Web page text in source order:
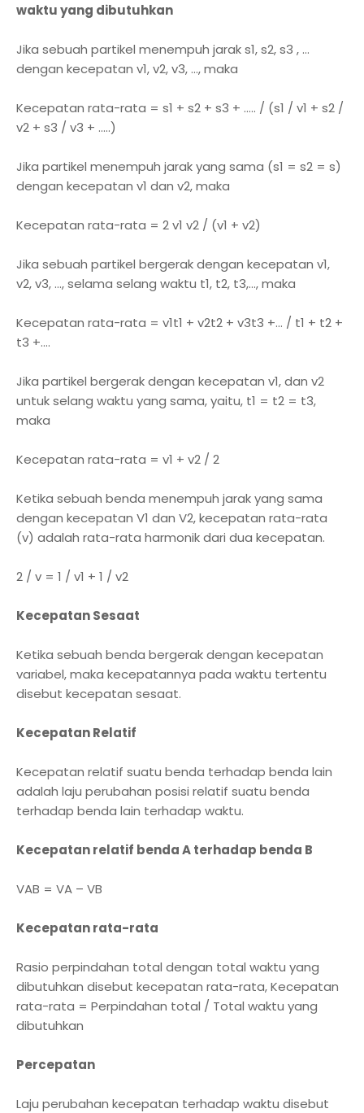
waktu yang dibutuhkan
Jika sebuah partikel menempuh jarak s1, s2, s3 , …
dengan kecepatan v1, v2, v3, …, maka
Kecepatan rata-rata = s1 + s2 + s3 + ….. / (s1 / v1 + s2 /
v2 + s3 / v3 + …..)
Jika partikel menempuh jarak yang sama (s1 = s2 = s)
dengan kecepatan v1 dan v2, maka
Kecepatan rata-rata = 2 v1 v2 / (v1 + v2)
Jika sebuah partikel bergerak dengan kecepatan v1,
v2, v3, …, selama selang waktu t1, t2, t3,…, maka
Kecepatan rata-rata = v1t1 + v2t2 + v3t3 +… / t1 + t2 +
t3 +….
Jika partikel bergerak dengan kecepatan v1, dan v2
untuk selang waktu yang sama, yaitu, t1 = t2 = t3,
maka
Kecepatan rata-rata = v1 + v2 / 2
Ketika sebuah benda menempuh jarak yang sama
dengan kecepatan V1 dan V2, kecepatan rata-rata
(v) adalah rata-rata harmonik dari dua kecepatan.
2 / v = 1 / v1 + 1 / v2
Kecepatan Sesaat
Ketika sebuah benda bergerak dengan kecepatan
variabel, maka kecepatannya pada waktu tertentu
disebut kecepatan sesaat.
Kecepatan Relatif
Kecepatan relatif suatu benda terhadap benda lain
adalah laju perubahan posisi relatif suatu benda
terhadap benda lain terhadap waktu.
Kecepatan relatif benda A terhadap benda B
VAB = VA – VB
Kecepatan rata-rata
Rasio perpindahan total dengan total waktu yang
dibutuhkan disebut kecepatan rata-rata, Kecepatan
rata-rata = Perpindahan total / Total waktu yang
dibutuhkan
Percepatan
Laju perubahan kecepatan terhadap waktu disebut